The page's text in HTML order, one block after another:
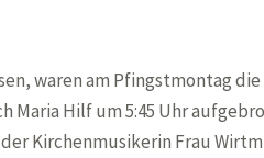
waren am Pfingstmontag
Hilf um 5:45 Uhr
Kirchenmusikerin Frau